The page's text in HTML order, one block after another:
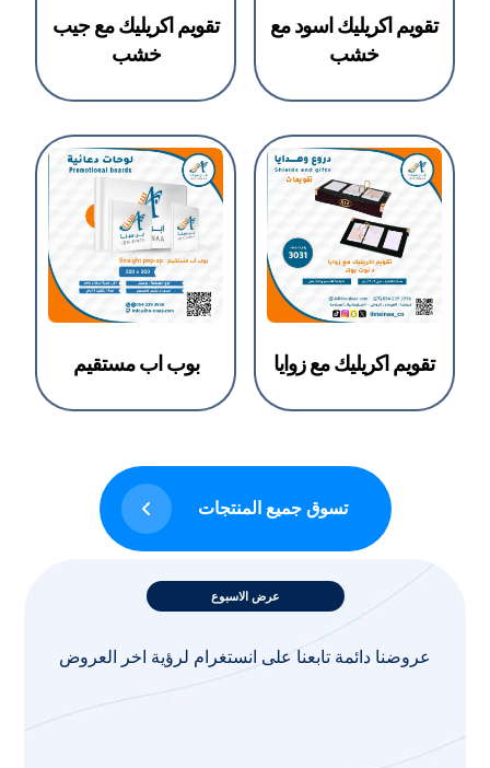
تقويم اكريليك اسود مع
خشب
تقويم اكريليك مع جيب
خشب
تقويم اكريليك مع زوايا بوب اب مستقيم
تسوق جميع المنتجات
عرض الاسبوع
عروضنا دائمة تابعنا على انستغرام لرؤية اخر العروض